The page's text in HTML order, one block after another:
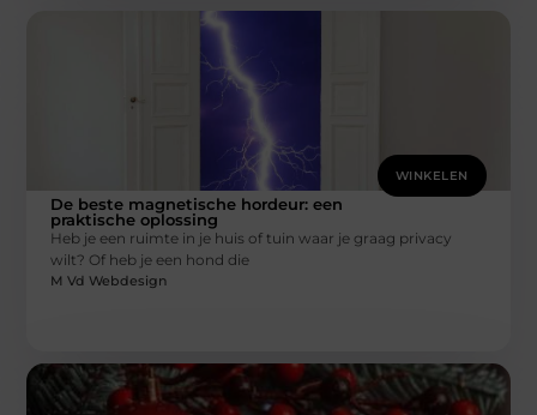
WINKELEN
De beste magnetische hordeur: een
praktische oplossing
Heb je een ruimte in je huis of tuin waar je graag privacy
wilt? Of heb je een hond die
M Vd Webdesign